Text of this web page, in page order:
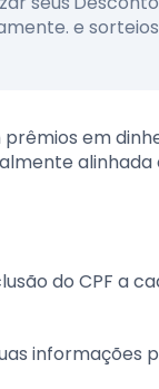
e
em
do CPF a
informações